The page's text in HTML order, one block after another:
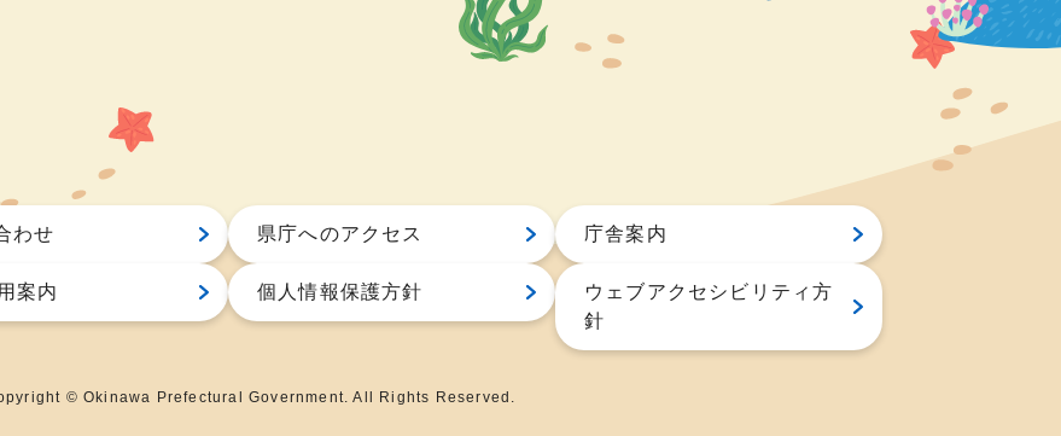
わせ 県庁へのアクセス 庁舎案内
案内 個人情報保護方針
ウェブアクセシビリティ方
針
© Okinawa Prefectural Government. All Rights Reserved.